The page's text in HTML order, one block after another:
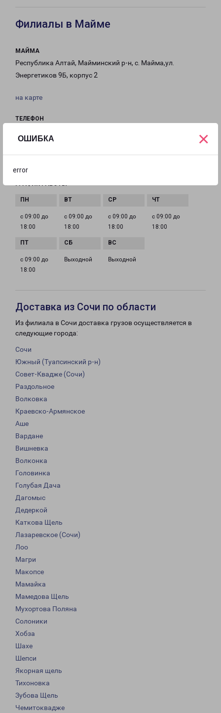
ОШИБКА
error
×
Филиалы в Майме
МАЙМА
Республика Алтай, Майминский р-н, с. Майма,ул.
Энергетиков 9Б, корпус 2
на карте
ТЕЛЕФОН
ГРАФИК РАБОТЫ
с 09:00 до
18:00
с 09:00 до
18:00
с 09:00 до
18:00
с 09:00 до
18:00
с 09:00 до
18:00
Выходной Выходной
Доставка из Сочи по области
Из филиала в Сочи доставка грузов осуществляется в
следующие города:
Сочи
Южный (Туапсинский р-н)
Совет-Квадже (Сочи)
Раздольное
Волковка
Краевско-Армянское
Аше
Вардане
Вишневка
Волконка
Головинка
Голубая Дача
Дагомыс
Дедеркой
Каткова Щель
Лазаревское (Сочи)
Лоо
Магри
Макопсе
Мамайка
Мамедова Щель
Мухортова Поляна
Солоники
Хобза
Шахе
Шепси
Якорная щель
Тихоновка
Зубова Щель
Чемитоквадже